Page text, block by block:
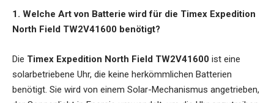
1. Welche Art von Batterie wird für die Timex Expedition
North Field TW2V41600 benötigt?
Die Timex Expedition North Field TW2V41600 ist eine
solarbetriebene Uhr, die keine herkömmlichen Batterien
benötigt. Sie wird von einem Solar-Mechanismus angetrieben,